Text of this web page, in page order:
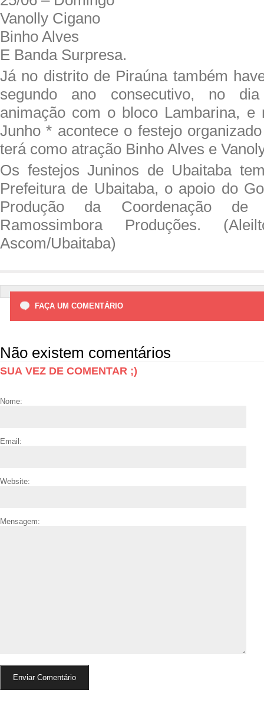
Vanolly Cigano
Binho Alves
E Banda Surpresa.
Já no distrito de Piraúna também
segundo ano consecutivo, no
animação com o bloco Lambarina,
Junho * acontece o festejo
terá como atração Binho Alves e
Os festejos Juninos de Ubaitaba
Prefeitura de Ubaitaba, o apoio do
Produção da Coordenação
Ramossimbora Produções.
Ascom/Ubaitaba)
FAÇA UM COMENTÁRIO
Não existem comentários
SUA VEZ DE COMENTAR ;)
Nome:
Email:
Website:
Mensagem: